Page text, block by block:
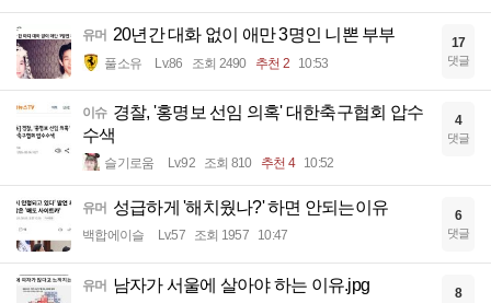
유머 20년간 대화 없이 애만 3명인 니뽄 부부
풀소유 Lv.86 조회 2490 추천 2 10:53
17
댓글
이슈 경찰, '홍명보 선임 의혹' 대한축구협회 압수
수색
슬기로움 Lv.92 조회 810 추천 4 10:52
4
댓글
유머 성급하게 '해치웠나?' 하면 안되는이유
백합에이슬 Lv.57 조회 1957 10:47
6
댓글
유머 남자가 서울에 살아야 하는 이유.jpg 8